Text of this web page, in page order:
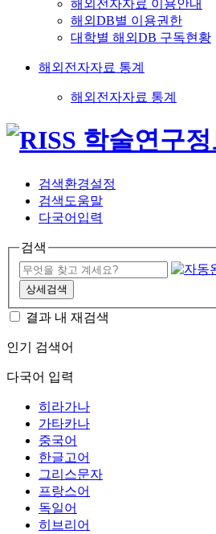
해외전자자료 이용안내
해외DB별 이용권한
대학별 해외DB 구독현황
해외전자자료 통계
해외전자자료 통계
검색환경설정
검색도움말
다국어입력
검색
상세검색
결과 내 재검색
인기 검색어
다국어 입력
히라가나
가타카나
중국어
한글고어
그리스문자
프랑스어
독일어
히브리어